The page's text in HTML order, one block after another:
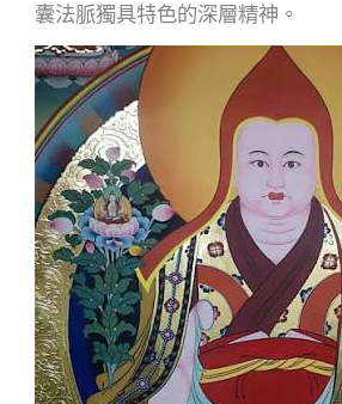
囊法脈獨具特色的深層精神。